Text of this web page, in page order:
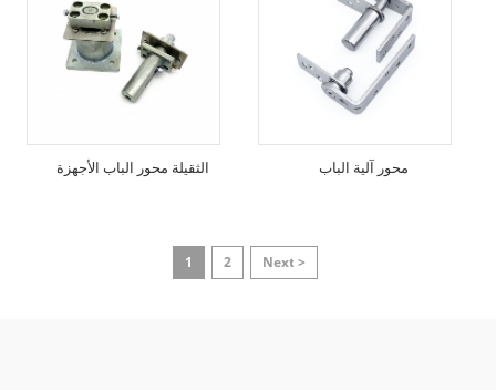
الثقيلة محور الباب الأجهزة محور آلية الباب
1 2 Next >